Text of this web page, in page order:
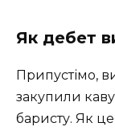
Як дебет
Припустімо,
закупили
баристу. Як